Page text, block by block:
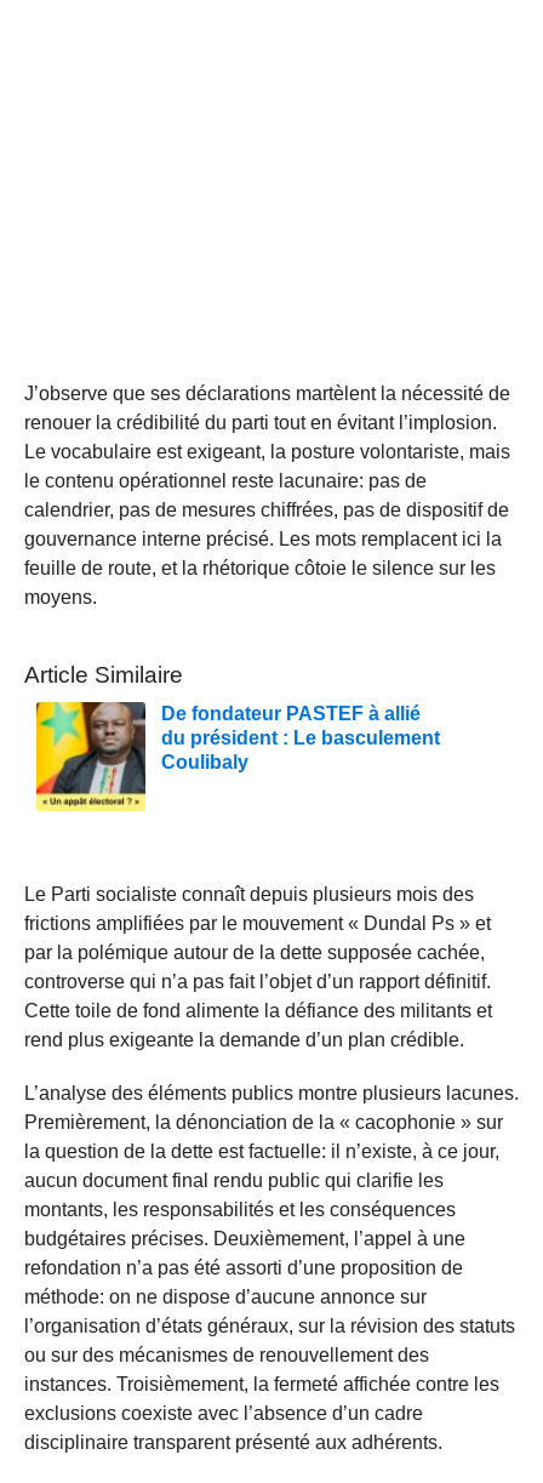
J’observe que ses déclarations martèlent la nécessité de
renouer la crédibilité du parti tout en évitant l’implosion.
Le vocabulaire est exigeant, la posture volontariste, mais
le contenu opérationnel reste lacunaire: pas de
calendrier, pas de mesures chiffrées, pas de dispositif de
gouvernance interne précisé. Les mots remplacent ici la
feuille de route, et la rhétorique côtoie le silence sur les
moyens.
Article Similaire
De fondateur PASTEF à allié
du président : Le basculement
Coulibaly
Le Parti socialiste connaît depuis plusieurs mois des
frictions amplifiées par le mouvement « Dundal Ps » et
par la polémique autour de la dette supposée cachée,
controverse qui n’a pas fait l’objet d’un rapport définitif.
Cette toile de fond alimente la défiance des militants et
rend plus exigeante la demande d’un plan crédible.
L’analyse des éléments publics montre plusieurs lacunes.
Premièrement, la dénonciation de la « cacophonie » sur
la question de la dette est factuelle: il n’existe, à ce jour,
aucun document final rendu public qui clarifie les
montants, les responsabilités et les conséquences
budgétaires précises. Deuxièmement, l’appel à une
refondation n’a pas été assorti d’une proposition de
méthode: on ne dispose d’aucune annonce sur
l’organisation d’états généraux, sur la révision des statuts
ou sur des mécanismes de renouvellement des
instances. Troisièmement, la fermeté affichée contre les
exclusions coexiste avec l’absence d’un cadre
disciplinaire transparent présenté aux adhérents.